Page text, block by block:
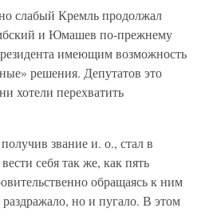
слабый Кремль продолжал
и Юмашев по-прежнему
имеющим возможность
решения. Депутатов это
хотели перехватить
звание и. о., стал в
себя так же, как пять
обращаясь к ним
но и пугало. В этом